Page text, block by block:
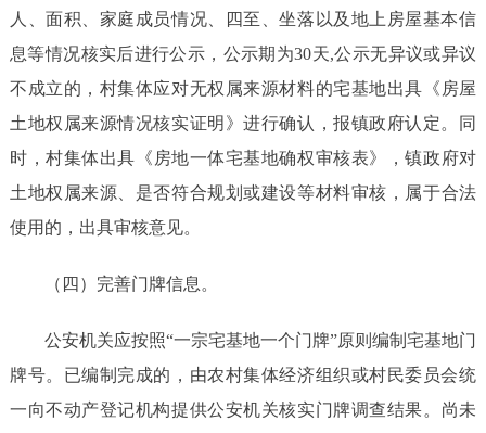
人、面积、家庭成员情况、四至、坐落以及地上房屋基本信
息等情况核实后进行公示，公示期为30天,公示无异议或异议
不成立的， 村集体应对无权属来源材料的宅基地出具 《房屋
土地权属来源情况核实证明》进行确认，报镇政府认定。
同
时，村集体出具 《 房地一体宅基地确权审核表》，镇政府对
土地权属来源、是否符合规划或建设等材料审核 ， 属于合法
使用 的，出具审核意见。
（四）完善门牌信息。
公安机关应按照“一宗宅基地一个门牌”原则编制宅基地门
牌号。已编制完成的，由农村集体经济组织或村民委员会统
一向不动产登记机构提供公安机关核实门牌调查结果。尚未